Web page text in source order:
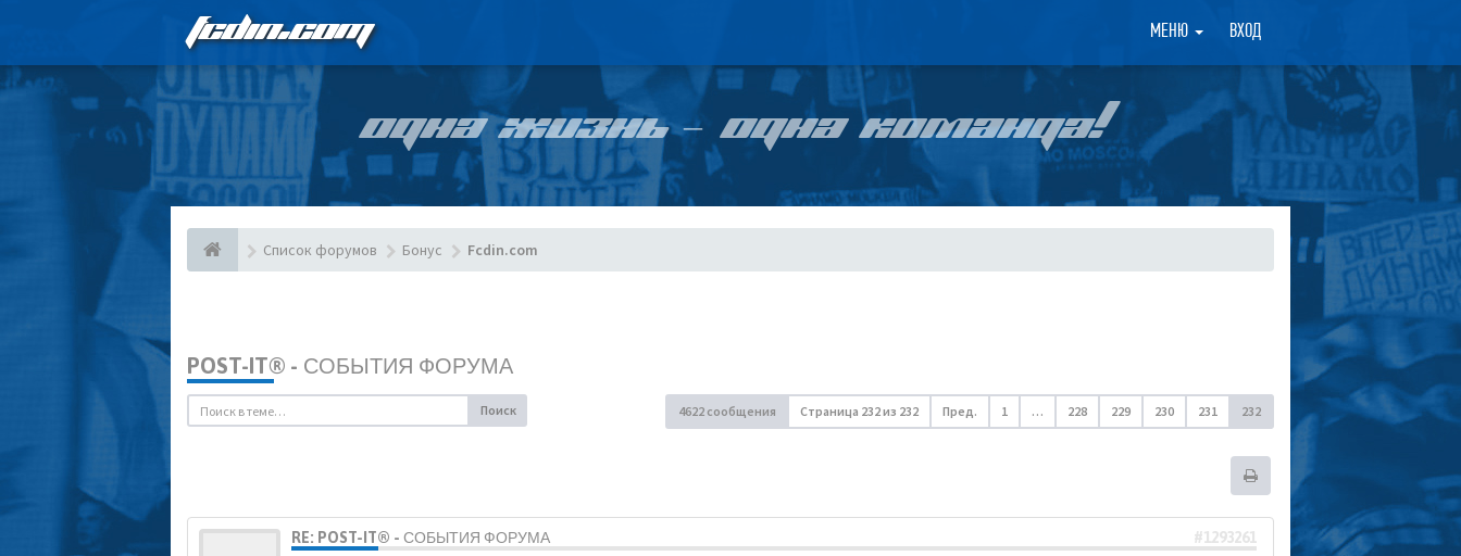
FCDIN.COM МЕНЮ ВХОД ×
ОДНА ЖИЗНЬ – ОДНА КОМАНДА!
Список форумов Бонус Fcdin.com
POST-IT® - СОБЫТИЯ ФОРУМА
Поиск 4622 сообщения Страница 232из 232 Пред. 1 … 228 229 230 231 232
RE: POST-IT® - СОБЫТИЯ ФОРУМА #1293261